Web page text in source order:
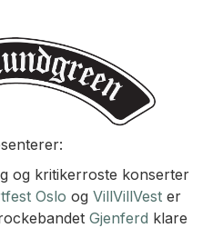
og kritikerroste konserter
Oslo og VillVillVest er
Gjenferd klare